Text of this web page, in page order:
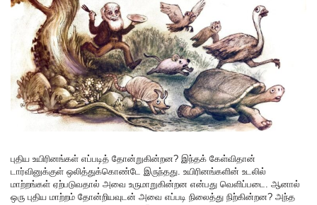
புதிய உயிரினங்கள் எப்படித் தோன்றுகின்றன? இந்தக் கேள்விதான்
டார்வினுக்குள் ஒலித்துக்கொண்டே இருந்தது. உயிரினங்களின் உடலில்
மாற்றங்கள் ஏற்படுவதால் அவை உருமாறுகின்றன என்பது வெளிப்படை. ஆனால்
ஒரு புதிய மாற்றம் தோன்றியவுடன் அவை எப்படி நிலைத்து நிற்கின்றன? அந்த